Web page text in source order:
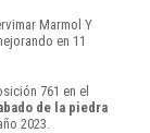
Marmol Y
en 11
761 en el
de la piedra
2023.